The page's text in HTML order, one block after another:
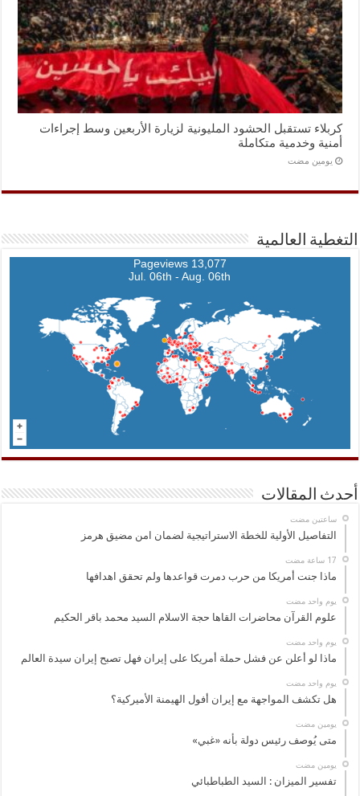
كربلاء تستقبل الحشود المليونية لزيارة الأربعين وسط إجراءات
أمنية وخدمية متكاملة
‏يومين مضت
التغطية العالمية
13,077 Pageviews
Jul. 06th - Aug. 06th
أحدث المقالات
‏ساعتين مضت
التفاصيل الأولية للخطة الاستراتيجية لضمان امن مضيق هرمز
ماذا جنت أمريكا من حرب دمرت قواعدها ولم تحقق اهدافها
‏يوم واحد مضت
علوم القرآن محاضرات القاها حجة الاسلام السيد محمد باقر الحكيم
‏يوم واحد مضت
ماذا لو أعلن عن فشل حملة أمريكا على إيران فهل تصبح إيران سيدة العالم
‏يوم واحد مضت
هل تكشف المواجهة مع إيران أفول الهيمنة الأميركية؟
‏يومين مضت
متى يُوصف رئيس دولة بأنه «غبي»
‏يومين مضت
تفسير الميزان : السيد الطباطبائي